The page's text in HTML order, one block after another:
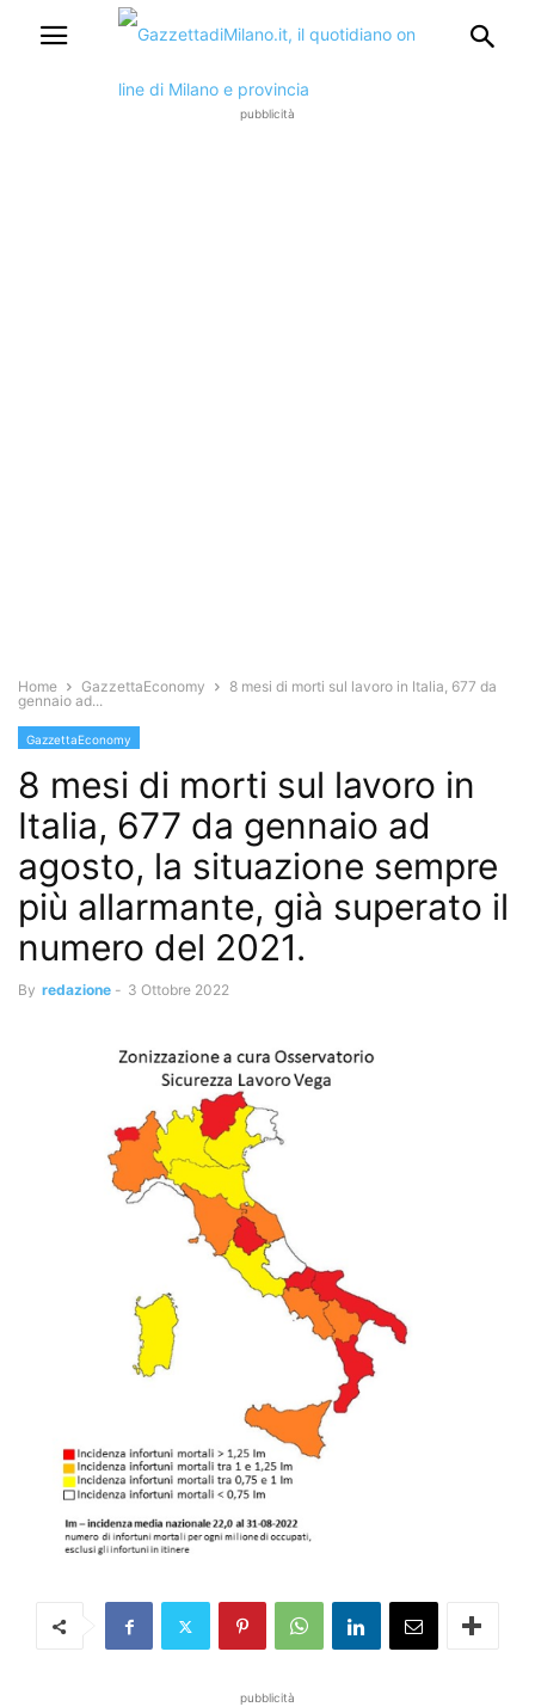
pubblicità
Home GazzettaEconomy
8 mesi di morti sul lavoro in Italia, 677 da
gennaio ad...
GazzettaEconomy
8 mesi di morti sul lavoro in
Italia, 677 da gennaio ad
agosto, la situazione sempre
più allarmante, già superato il
numero del 2021.
By redazione - 3 Ottobre 2022
pubblicità